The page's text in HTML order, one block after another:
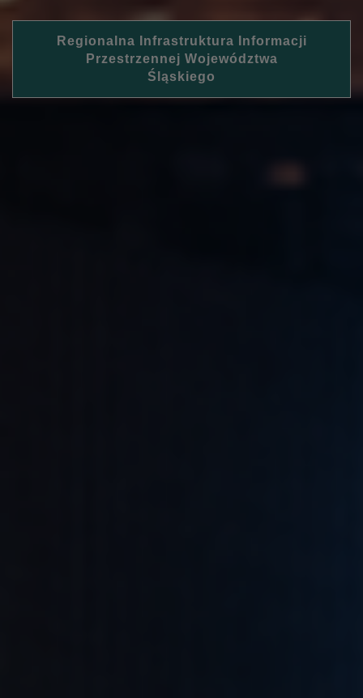
Regionalna Infrastruktura Informacji
Przestrzennej Województwa
Śląskiego